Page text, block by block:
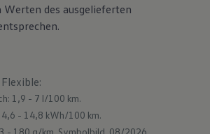
des ausgelieferten
:
1,9 - 7 l/100 km.
- 14,8 kWh/100 km.
- 180 g/km. Symbolbild. 08/2026.